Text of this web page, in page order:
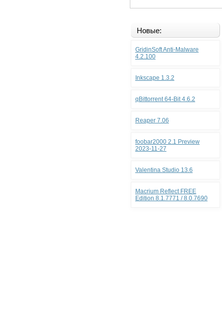
Новые:
GridinSoft Anti-Malware
4.2.100
Inkscape 1.3.2
qBittorrent 64-Bit 4.6.2
Reaper 7.06
foobar2000 2.1 Preview
2023-11-27
Valentina Studio 13.6
Macrium Reflect FREE
Edition 8.1.7771 / 8.0.7690